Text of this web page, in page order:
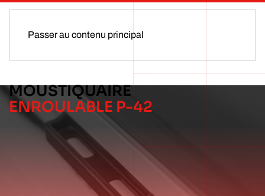
Passer au contenu principal
MOUSTIQUAIRE
ENROULABLE P-42